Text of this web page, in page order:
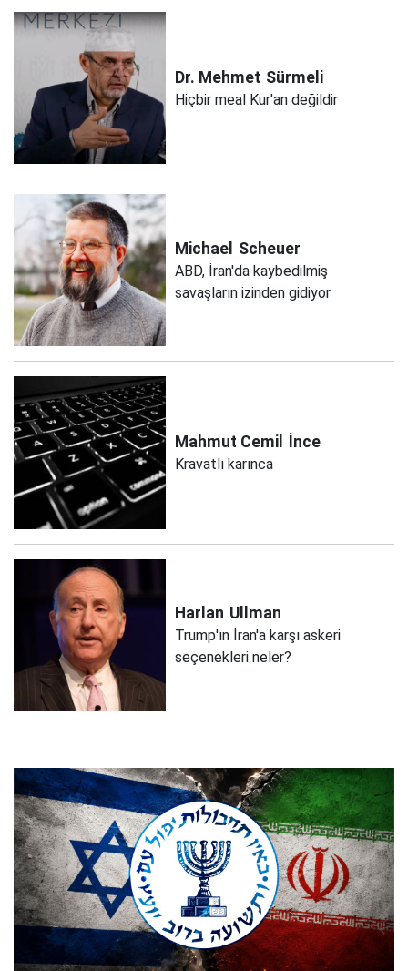
Dr. Mehmet Sürmeli
Hiçbir meal Kur'an değildir
Michael Scheuer
ABD, İran'da kaybedilmiş
savaşların izinden gidiyor
Mahmut Cemil İnce
Kravatlı karınca
Harlan Ullman
Trump'ın İran'a karşı askeri
seçenekleri neler?